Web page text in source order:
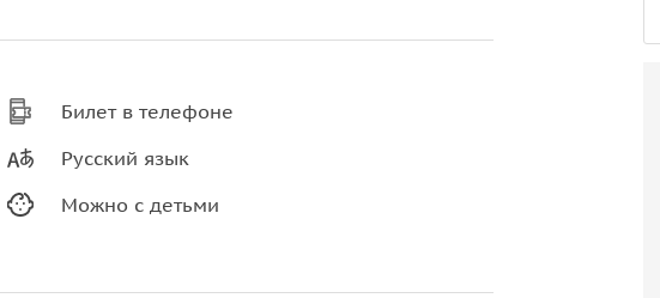
Билет в телефоне
Русский язык
Можно с детьми